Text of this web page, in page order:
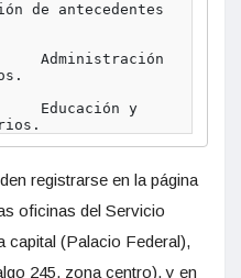
de antecedentes
registrarse en la página
oficinas del Servicio
capital (Palacio Federal),
245, zona centro), y en